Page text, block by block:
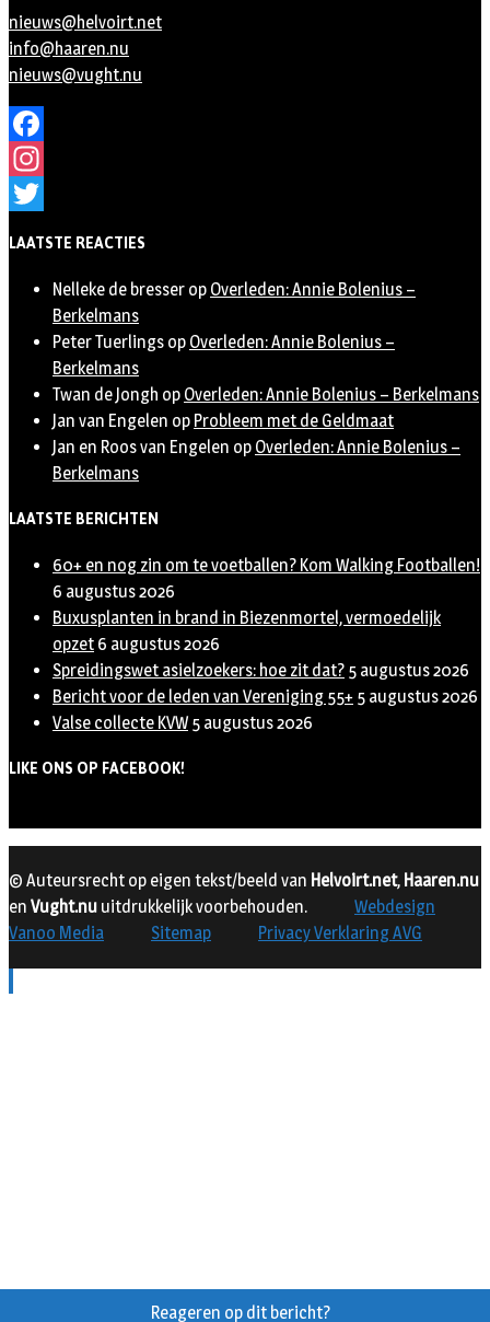
nieuws@helvoirt.net
info@haaren.nu
nieuws@vught.nu
Facebook
Instagram
LAATSTE REACTIES
Nelleke de bresser op Overleden: Annie Bolenius –
Berkelmans
Peter Tuerlings op Overleden: Annie Bolenius –
Berkelmans
Twan de Jongh op Overleden: Annie Bolenius – Berkelmans
Jan van Engelen op Probleem met de Geldmaat
Jan en Roos van Engelen op Overleden: Annie Bolenius –
Berkelmans
LAATSTE BERICHTEN
60+ en nog zin om te voetballen? Kom Walking Footballen!
6 augustus 2026
Buxusplanten in brand in Biezenmortel, vermoedelijk
opzet 6 augustus 2026
Spreidingswet asielzoekers: hoe zit dat? 5 augustus 2026
Bericht voor de leden van Vereniging 55+ 5 augustus 2026
Valse collecte KVW 5 augustus 2026
LIKE ONS OP FACEBOOK!
Reageren op dit bericht?
© Auteursrecht op eigen tekst/beeld van Helvoirt.net, Haaren.nu
en Vught.nu uitdrukkelijk voorbehouden.
Webdesign
Vanoo Media
Sitemap Privacy Verklaring AVG